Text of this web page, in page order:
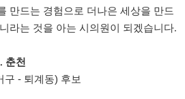
만드는 경험으로 더나은 세상을 만드
라는 것을 아는 시의원이 되겠습니다.
춘천
구 - 퇴계동) 후보